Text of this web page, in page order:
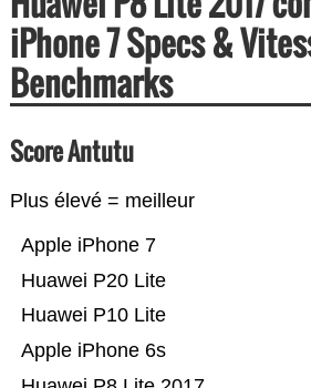
iPhone 7 Specs &
Benchmarks
Score Antutu
Plus élevé = meilleur
Apple iPhone 6s
Huawei P10 Lite
Huawei P20 Lite
Apple iPhone 7